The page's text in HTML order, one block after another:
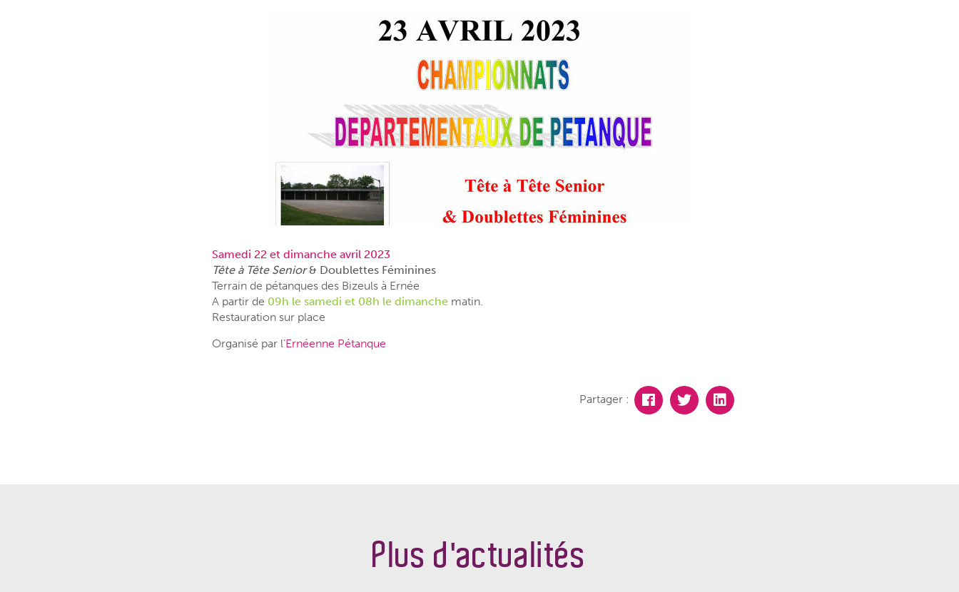
Samedi 22 et dimanche avril 2023
Tête à Tête Senior& Doublettes Féminines
Terrain de pétanques des Bizeuls à Ernée
A partir de 09h le samedi et 08h le dimanche matin.
Restauration sur place
Organisé par l’Ernéenne Pétanque
Partager :
Plus d'actualités